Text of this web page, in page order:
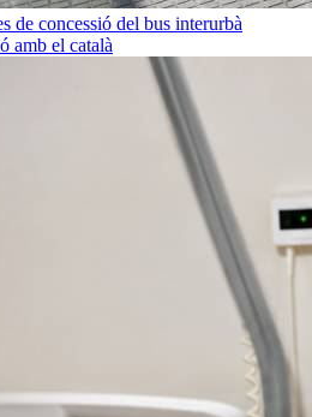
de concessió del bus interurbà
amb el català